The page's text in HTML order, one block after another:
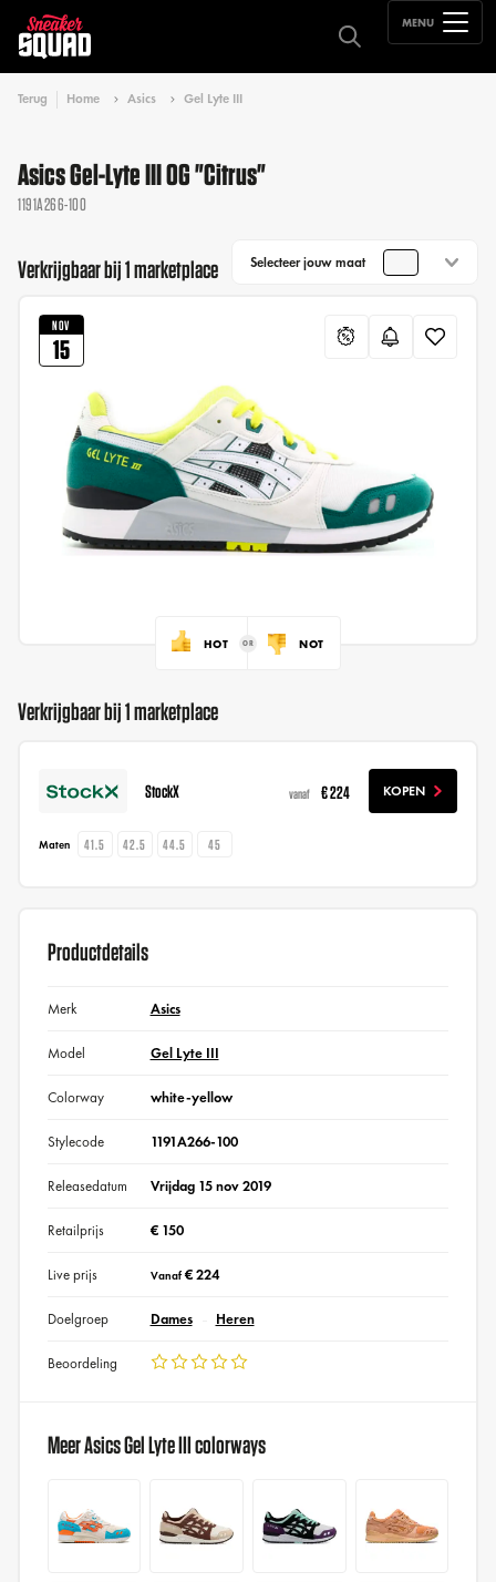
MENU
Terug Home Asics Gel Lyte III
Asics Gel-Lyte III OG "Citrus"
1191A266-100
Verkrijgbaar bij 1 marketplace Selecteer jouw maat
NOV
15
HOT NOT
Verkrijgbaar bij 1 marketplace
StockX vanaf € 224 KOPEN
Maten 41.5 42.5 44.5 45
Productdetails
Merk Asics
Model Gel Lyte III
Colorway white-yellow
Stylecode 1191A266-100
Releasedatum Vrijdag 15 nov 2019
Retailprijs € 150
Live prijs Vanaf€ 224
Doelgroep Dames Heren
Beoordeling
Meer Asics Gel Lyte III colorways